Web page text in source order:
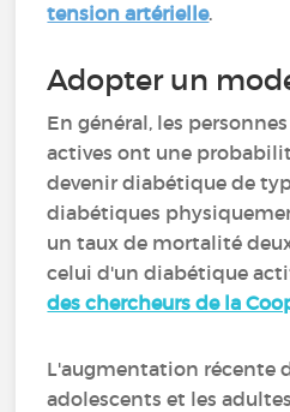
tension artérielle.
Adopter un
En général, les
actives ont une
devenir diabétique de
diabétiques
un taux de mortalité
celui d'un diabétique
des chercheurs de la
L'augmentation récente
adolescents et les